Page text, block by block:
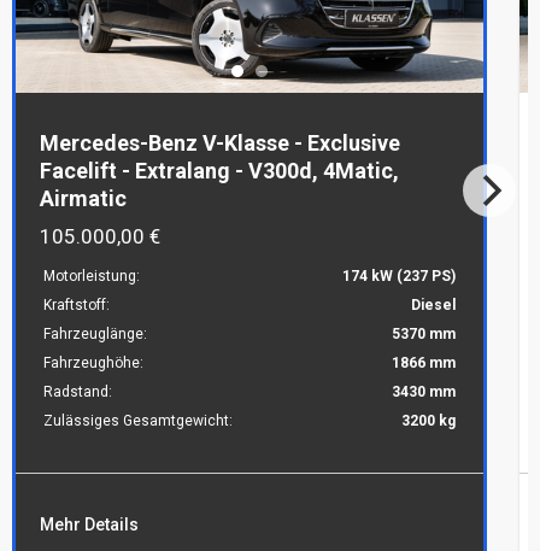
&
FIRMA
KLASSEN
BRAND
KLASSEN
UKRAINE
FINDEN
ÜBER
TRANSPORT
LUXUSWAGEN
TRANSPORT
LUXUS
VIP
VAN
GEPANZERTE
Mercedes-Benz V-Klasse - Exclusive
Facelift - Extralang - V300d, 4Matic,
Airmatic
105.000,00 €
Motorleistung:
174 kW (237 PS)
Kraftstoff:
Diesel
Fahrzeuglänge:
5370 mm
Fahrzeughöhe:
1866 mm
Radstand:
3430 mm
Zulässiges Gesamtgewicht:
3200 kg
Mehr Details